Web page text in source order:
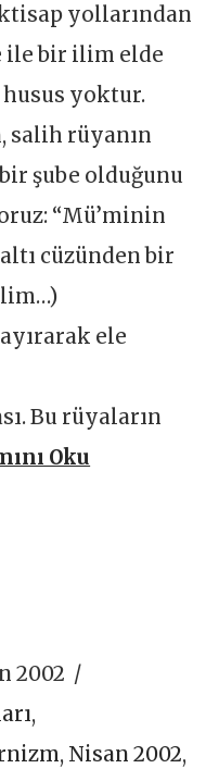
yollarından
ile bir ilim elde
husus yoktur.
salih rüyanın
şube olduğunu
“Mü’minin
cüzünden bir
ele
Bu rüyaların
Oku
2002
,
, Nisan 2002,